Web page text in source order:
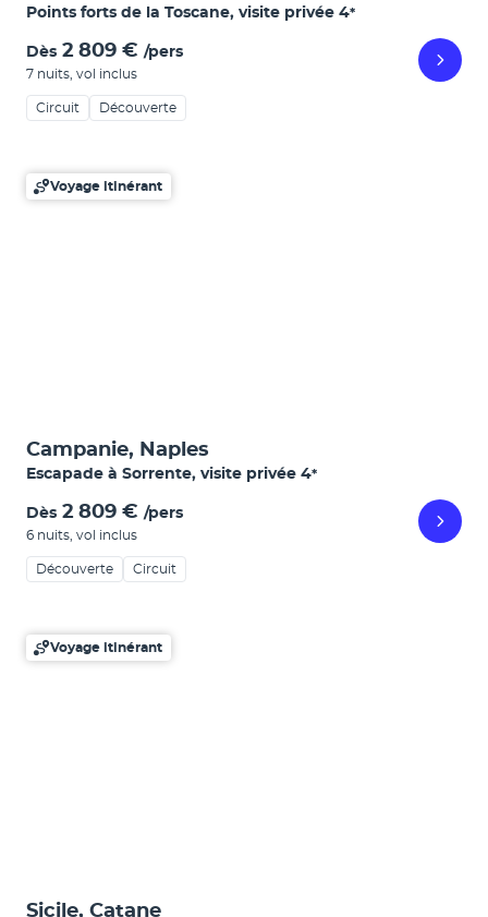
Points forts de la Toscane, visite privée 4*
Dès 2 809 € /pers
7 nuits vol inclus
Circuit Découverte
Voyage itinérant
Campanie, Naples
Escapade à Sorrente, visite privée 4*
Dès 2 809 € /pers
6 nuits vol inclus
Découverte Circuit
Voyage itinérant
Sicile, Catane